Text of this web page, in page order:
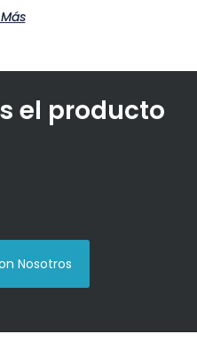
el producto
Nosotros